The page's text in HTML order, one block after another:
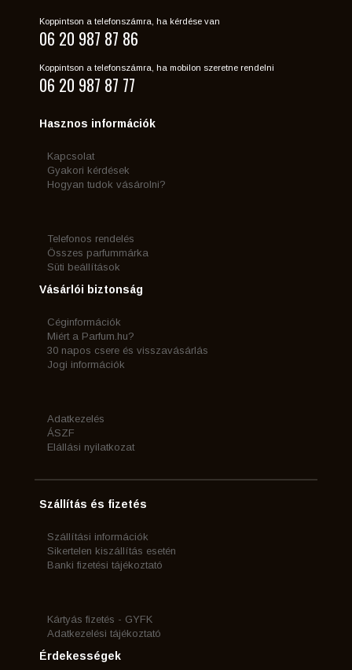
Koppintson a telefonszámra, ha kérdése van
06 20 987 87 86
Koppintson a telefonszámra, ha mobilon szeretne rendelni
06 20 987 87 77
Hasznos információk
Kapcsolat
Gyakori kérdések
Hogyan tudok vásárolni?
Telefonos rendelés
Összes parfummárka
Süti beállítások
Vásárlói biztonság
Céginformációk
Miért a Parfum.hu?
30 napos csere és visszavásárlás
Jogi információk
Adatkezelés
ÁSZF
Elállási nyilatkozat
Szállítás és fizetés
Szállítási információk
Sikertelen kiszállítás esetén
Banki fizetési tájékoztató
Kártyás fizetés - GYFK
Adatkezelési tájékoztató
Érdekességek